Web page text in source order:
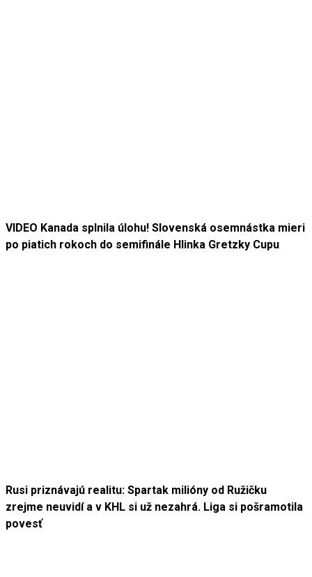
VIDEO Kanada splnila úlohu! Slovenská osemnástka mieri
po piatich rokoch do semifinále Hlinka Gretzky Cupu
Rusi priznávajú realitu: Spartak milióny od Ružičku
zrejme neuvidí a v KHL si už nezahrá. Liga si pošramotila
povesť